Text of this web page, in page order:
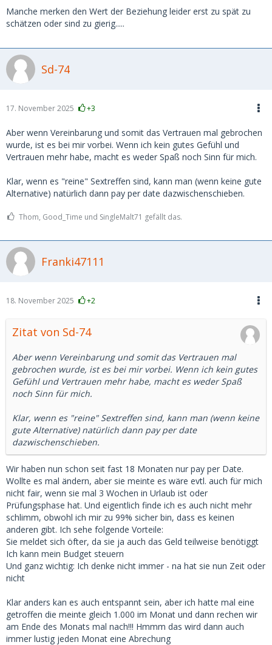
Manche merken den Wert der Beziehung leider erst zu spät zu
schätzen oder sind zu gierig.....
Sd-74
17. November 2025 +3
Aber wenn Vereinbarung und somit das Vertrauen mal gebrochen
wurde, ist es bei mir vorbei. Wenn ich kein gutes Gefühl und
Vertrauen mehr habe, macht es weder Spaß noch Sinn für mich.
Klar, wenn es "reine" Sextreffen sind, kann man (wenn keine gute
Alternative) natürlich dann pay per date dazwischenschieben.
Thom, Good_Time und SingleMalt71 gefällt das.
Franki47111
18. November 2025 +2
Zitat von Sd-74
Aber wenn Vereinbarung und somit das Vertrauen mal
gebrochen wurde, ist es bei mir vorbei. Wenn ich kein gutes
Gefühl und Vertrauen mehr habe, macht es weder Spaß
noch Sinn für mich.
Klar, wenn es "reine" Sextreffen sind, kann man (wenn keine
gute Alternative) natürlich dann pay per date
dazwischenschieben.
Wir haben nun schon seit fast 18 Monaten nur pay per Date.
Wollte es mal ändern, aber sie meinte es wäre evtl. auch für mich
nicht fair, wenn sie mal 3 Wochen in Urlaub ist oder
Prüfungsphase hat. Und eigentlich finde ich es auch nicht mehr
schlimm, obwohl ich mir zu 99% sicher bin, dass es keinen
anderen gibt. Ich sehe folgende Vorteile:
Sie meldet sich öfter, da sie ja auch das Geld teilweise benötiggt
Ich kann mein Budget steuern
Und ganz wichtig: Ich denke nicht immer - na hat sie nun Zeit oder
nicht
Klar anders kan es auch entspannt sein, aber ich hatte mal eine
getroffen die meinte gleich 1.000 im Monat und dann rechen wir
am Ende des Monats mal nach!!! Hmmm das wird dann auch
immer lustig jeden Monat eine Abrechung